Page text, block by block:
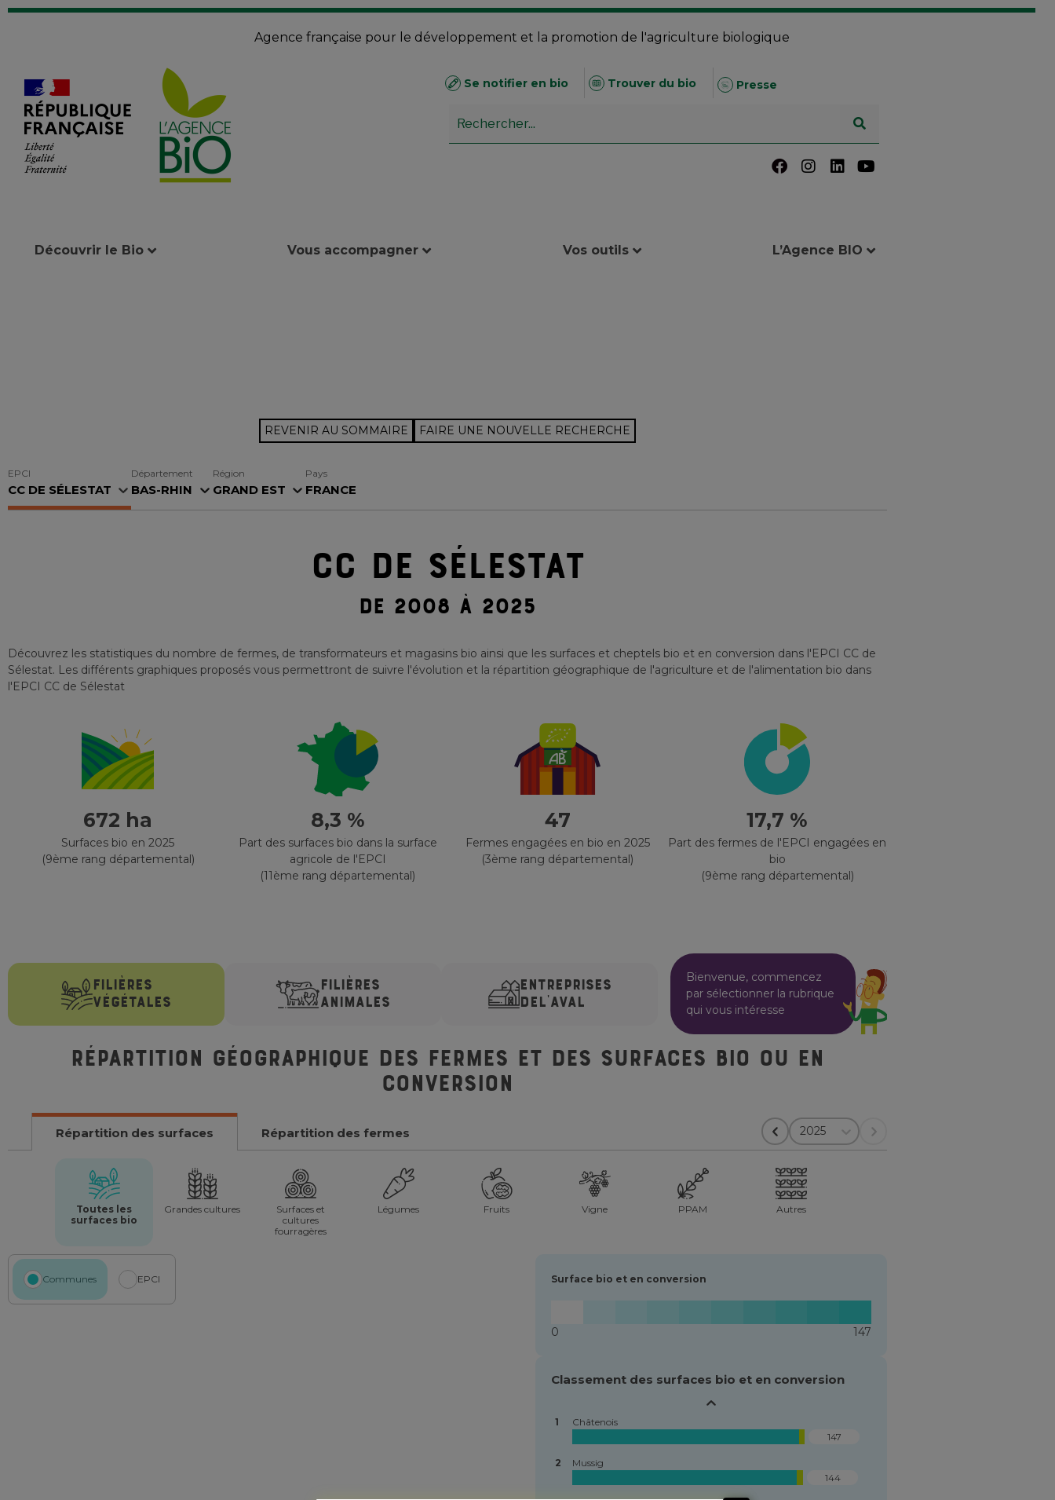
Agence française pour le développement et la promotion de l'agriculture biologique
Se notifier en bio Trouver du bio Presse
Découvrir le Bio Vous accompagner Vos outils L’Agence BIO
REVENIR AU SOMMAIRE FAIRE UNE NOUVELLE RECHERCHE
EPCI
CC DE SÉLESTAT
Département
BAS-RHIN
Région
GRAND EST
Pays
FRANCE
CC DE SÉLESTAT
DE 2008 À 2025
Découvrez les statistiques du nombre de fermes, de transformateurs et magasins bio ainsi que les surfaces et cheptels bio et en conversion dans l'EPCI CC de
Sélestat. Les différents graphiques proposés vous permettront de suivre l'évolution et la répartition géographique de l'agriculture et de l'alimentation bio dans
l'EPCI CC de Sélestat
672 ha
Surfaces bio en 2025
(9ème rang départemental)
8,3 %
Part des surfaces bio dans la surface
agricole de l'EPCI
(11ème rang départemental)
47
Fermes engagées en bio en 2025
(3ème rang départemental)
17,7 %
Part des fermes de l'EPCI engagées en
bio
(9ème rang départemental)
FILIÈRES
VÉGÉTALES
FILIÈRES
ANIMALES
ENTREPRISES
DEL'AVAL
Bienvenue, commencez
par sélectionner la rubrique
qui vous intéresse
Répartition géographique des fermes et des surfaces bio ou en
conversion
Répartition des surfaces Répartition des fermes 2025
Toutes les
surfaces bio
Grandes cultures
Surfaces et
cultures
fourragères
Légumes Fruits Vigne PPAM Autres
Communes EPCI Surface bio et en conversion
0 147
Classement des surfaces bio et en conversion
1
Châtenois
147
2
Mussig
144